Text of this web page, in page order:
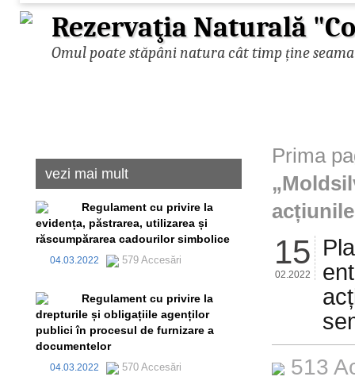
Rezervaţia Naturală
Omul poate stăpâni natura cât timp ține
vezi mai mult
Regulament cu privire la
evidența, păstrarea, utilizarea și
răscumpărarea cadourilor simbolice
04.03.2022 579 Accesări
Regulament cu privire la
drepturile și obligațiile agenților
publici în procesul de furnizare a
documentelor
04.03.2022 570 Accesări
Prima
15
02.2022
513